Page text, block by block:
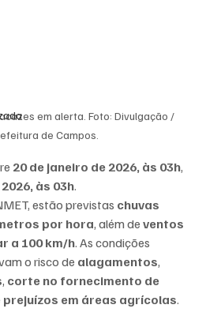
em alerta. Foto: Divulgação /
de Campos.
20 de janeiro de 2026, às 03h,
às 03h.
estão previstas chuvas
por hora, além de ventos
a 100 km/h. As condições
o risco de alagamentos,
, corte no fornecimento de
prejuízos em áreas agrícolas.